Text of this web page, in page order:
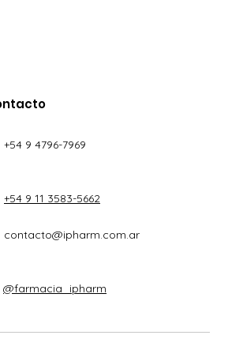
+54 9 4796-7969
+54 9 11 3583-5662
contacto@ipharm.com.ar
@farmacia_ipharm